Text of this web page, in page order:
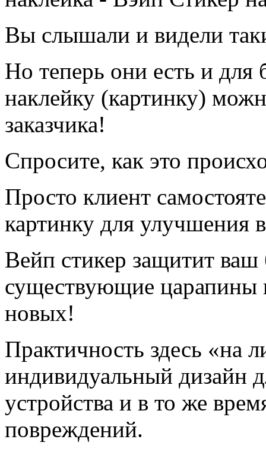
Вы слышали и видели
Но теперь они есть и для
наклейку (картинку)
заказчика!
Спросите, как это
Просто клиент
картинку для улучшения
Вейп стикер защитит ваш
существующие царапины
новых!
Практичность здесь «на
индивидуальный дизайн
устройства и в то же
повреждений.